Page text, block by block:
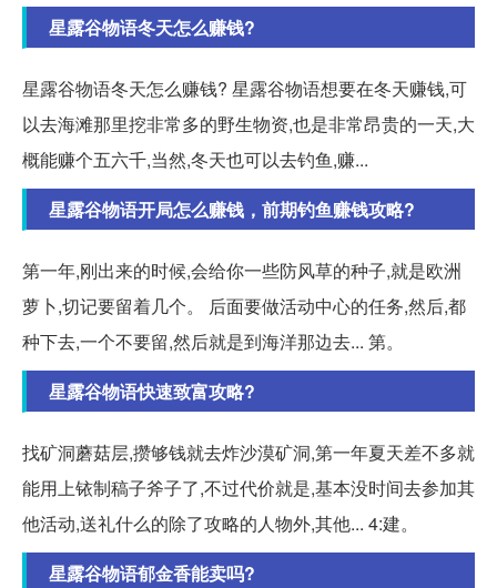
星露谷物语冬天怎么赚钱?
星露谷物语冬天怎么赚钱? 星露谷物语想要在冬天赚钱,可
以去海滩那里挖非常多的野生物资,也是非常昂贵的一天,大
概能赚个五六千,当然,冬天也可以去钓鱼,赚...
星露谷物语开局怎么赚钱，前期钓鱼赚钱攻略?
第一年,刚出来的时候,会给你一些防风草的种子,就是欧洲
萝卜,切记要留着几个。 后面要做活动中心的任务,然后,都
种下去,一个不要留,然后就是到海洋那边去... 第。
星露谷物语快速致富攻略?
找矿洞蘑菇层,攒够钱就去炸沙漠矿洞,第一年夏天差不多就
能用上铱制稿子斧子了,不过代价就是,基本没时间去参加其
他活动,送礼什么的除了攻略的人物外,其他... 4:建。
星露谷物语郁金香能卖吗?